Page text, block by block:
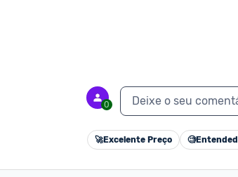
0 Deixe o seu
🚀Excelente Preço 🧐